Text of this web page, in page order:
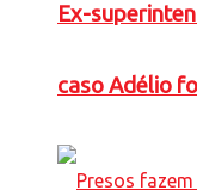
Ex-
caso Adélio